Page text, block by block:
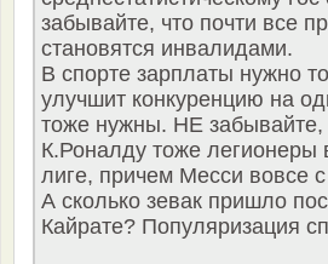
забывайте, что почти все
становятся инвалидами.
В спорте зарплаты нужно
улучшит конкуренцию на
тоже нужны. НЕ забывайте,
К.Роналду тоже легионеры
лиге, причем Месси вовсе с
А сколько зевак пришло
Кайрате? Популяризация